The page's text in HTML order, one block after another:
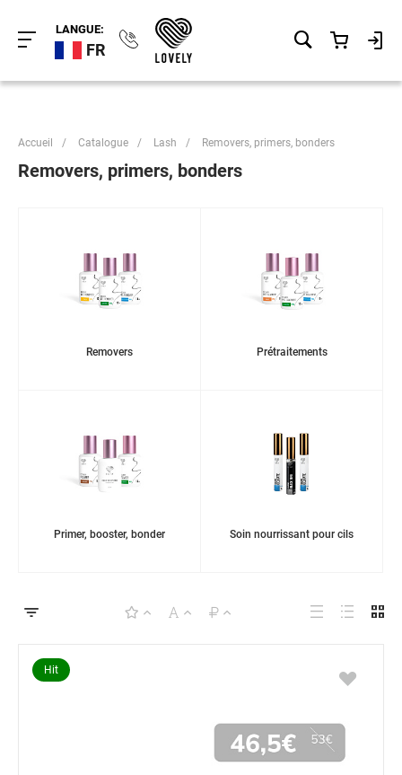
LANGUE:
FR
Accueil / Catalogue / Lash / Removers, primers, bonders
Removers, primers, bonders
Removers Prétraitements
Primer, booster, bonder Soin nourrissant pour cils
Hit